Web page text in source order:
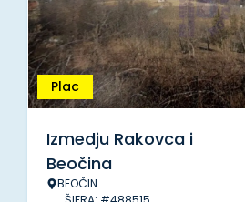
Plac
Izmedju Rakovca i
Beočina
BEOČIN